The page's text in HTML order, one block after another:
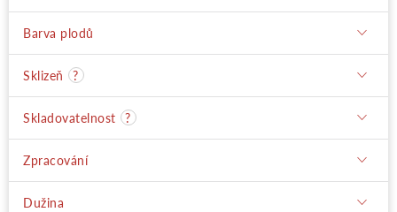
Barva plodů
Sklizeň ?
Skladovatelnost ?
Zpracování
Dužina